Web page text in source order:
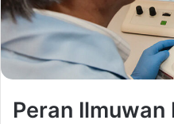
Peran